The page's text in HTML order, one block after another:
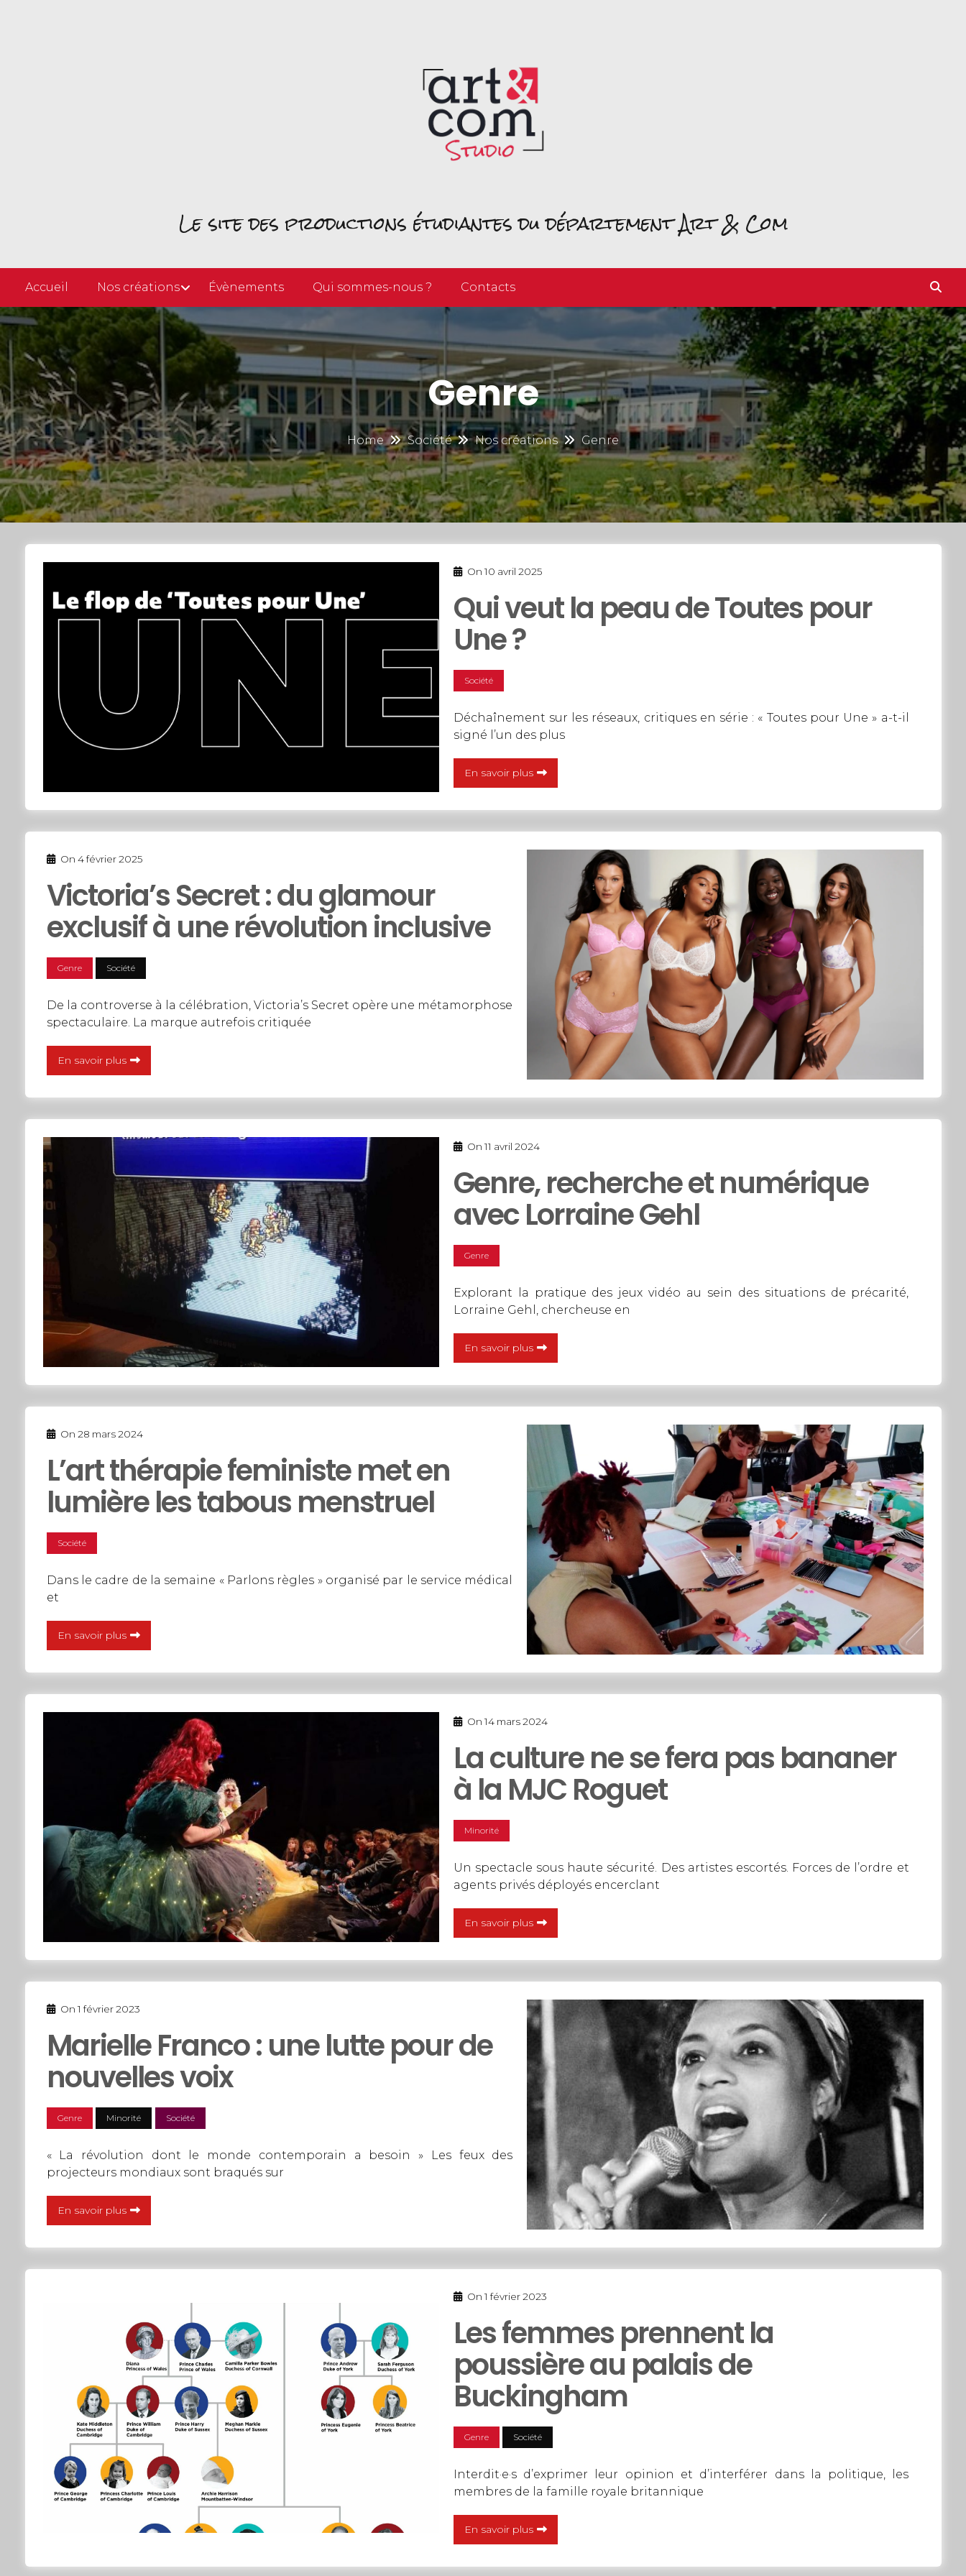
Le site des productions étudiantes du département Art & Com
Accueil Nos créations Évènements Qui sommes-nous ? Contacts
Genre
Home Société Nos créations Genre
On10 avril 2025
Qui veut la peau de Toutes pour
Une ?
Société
Déchaînement sur les réseaux, critiques en série : « Toutes pour Une » a-t-il
signé l’un des plus
En savoir plus
On 4 février 2025
Victoria’s Secret : du glamour
exclusif à une révolution inclusive
Genre Société
De la controverse à la célébration, Victoria’s Secret opère une métamorphose
spectaculaire. La marque autrefois critiquée
En savoir plus
On11 avril 2024
Genre, recherche et numérique
avec Lorraine Gehl
Genre
Explorant la pratique des jeux vidéo au sein des situations de précarité,
Lorraine Gehl, chercheuse en
En savoir plus
On 28 mars 2024
L’art thérapie feministe met en
lumière les tabous menstruel
Société
Dans le cadre de la semaine « Parlons règles » organisé par le service médical
et
En savoir plus
On14 mars 2024
La culture ne se fera pas bananer
à la MJC Roguet
Minorité
Un spectacle sous haute sécurité. Des artistes escortés. Forces de l’ordre et
agents privés déployés encerclant
En savoir plus
On1 février 2023
Marielle Franco : une lutte pour de
nouvelles voix
Genre Minorité Société
« La révolution dont le monde contemporain a besoin » Les feux des
projecteurs mondiaux sont braqués sur
En savoir plus
On1 février 2023
Les femmes prennent la
poussière au palais de
Buckingham
Genre Société
Interdit·e·s d’exprimer leur opinion et d’interférer dans la politique, les
membres de la famille royale britannique
En savoir plus